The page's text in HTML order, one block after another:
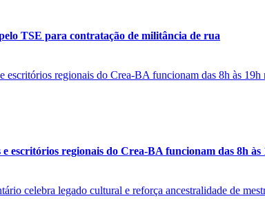
TSE para contratação de militância de rua
escritórios regionais do Crea-BA funcionam das 8h às
e escritórios regionais do Crea-BA funcionam das 8h
celebra legado cultural e reforça ancestralidade de